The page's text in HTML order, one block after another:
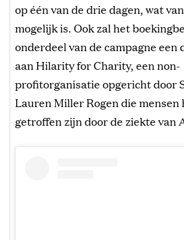
op één van de drie dagen, wat
mogelijk is. Ook zal het
onderdeel van de campagne een
aan Hilarity for Charity, een non-
profitorganisatie opgericht door
Lauren Miller Rogen die mensen
getroffen zijn door de ziekte van